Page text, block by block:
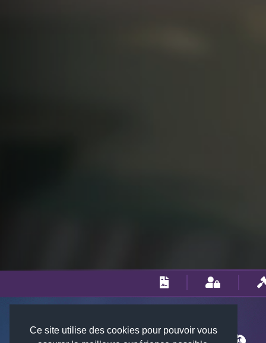
Ce site utilise des cookies pour pouvoir vous